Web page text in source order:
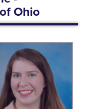
Ohio